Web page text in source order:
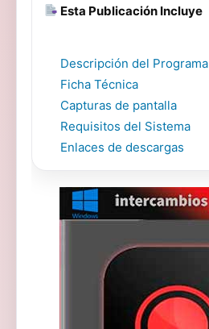
Esta Publicación Incluye
Descripción del Programa
Ficha Técnica
Capturas de pantalla
Requisitos del Sistema
Enlaces de descargas